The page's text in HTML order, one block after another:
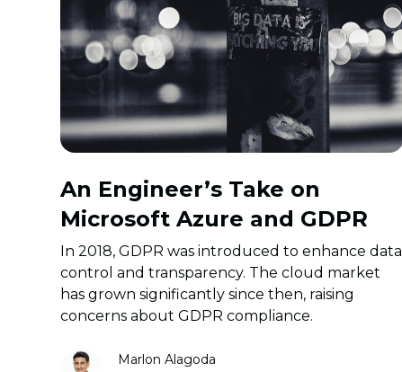
An Engineer’s Take on
Microsoft Azure and GDPR
In 2018, GDPR was introduced to enhance data
control and transparency. The cloud market
has grown significantly since then, raising
concerns about GDPR compliance.
Marlon Alagoda